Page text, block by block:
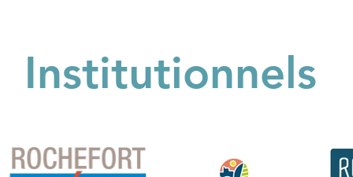
Institutionnels